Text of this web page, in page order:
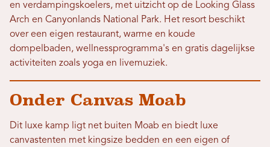
en verdampingskoelers, met uitzicht op de Looking Glass
Arch en Canyonlands National Park. Het resort beschikt
over een eigen restaurant, warme en koude
dompelbaden, wellnessprogramma's en gratis dagelijkse
activiteiten zoals yoga en livemuziek.
Onder Canvas Moab
Dit luxe kamp ligt net buiten Moab en biedt luxe
canvastenten met kingsize bedden en een eigen of